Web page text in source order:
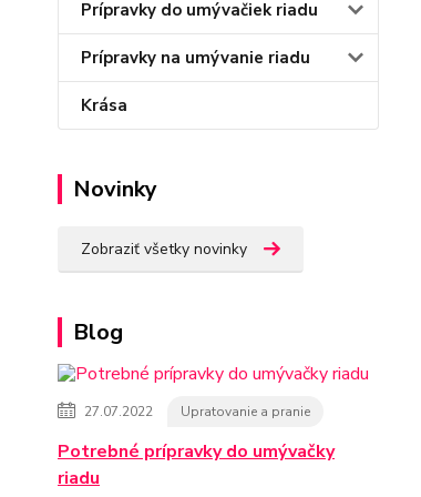
Prípravky do umývačiek riadu
Prípravky na umývanie riadu
Krása
Novinky
Zobraziť všetky novinky
Blog
27.07.2022 Upratovanie a pranie
Potrebné prípravky do umývačky
riadu